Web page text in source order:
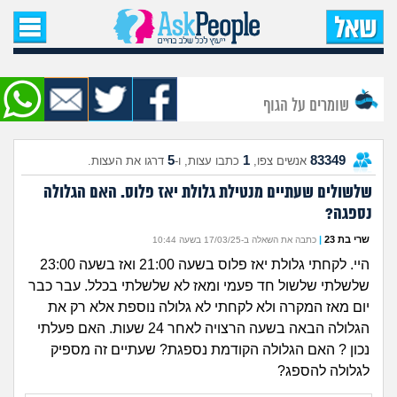
עמוד הבית
שאל שאלה
שאלות חדשות
שאלות שעוררו עניין
מה קורה כאן?
מתחם הטיפים
מדורים
שומרים על הגוף
83349 אנשים צפו, 1 כתבו עצות, ו-5 דרגו את העצות.
שלשולים שעתיים מנטילת גלולת יאז פלוס. האם הגלולה
נספגה?
שרי בת 23 | כתבה את השאלה ב-17/03/25 בשעה 10:44
היי. לקחתי גלולת יאז פלוס בשעה 21:00 ואז בשעה 23:00
שלשלתי שלשול חד פעמי ומאז לא שלשלתי בכלל. עבר כבר
יום מאז המקרה ולא לקחתי לא גלולה נוספת אלא רק את
הגלולה הבאה בשעה הרצויה לאחר 24 שעות. האם פעלתי
נכון ? האם הגלולה הקודמת נספגת? שעתיים זה מספיק
לגלולה להספג?